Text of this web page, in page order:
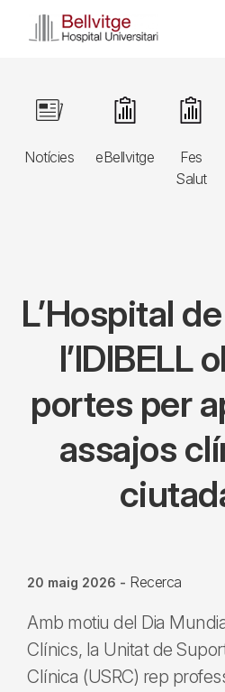
Navegació
principal
3r
Notícies
Image
eBellvitge
Image
Fes
Salut
Image
L’Hospital
l’IDIBELL
portes per
assajos
20 maig 2026 - Recerca
Amb motiu del Dia
Clínics, la Unitat de
Clínica (USRC) rep